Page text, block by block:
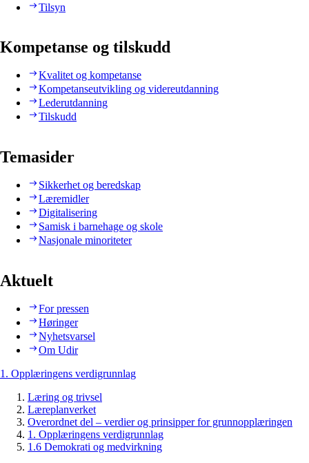
Tilsyn
Kompetanse og tilskudd
Kvalitet og kompetanse
Kompetanseutvikling og videreutdanning
Lederutdanning
Tilskudd
Temasider
Sikkerhet og beredskap
Læremidler
Digitalisering
Samisk i barnehage og skole
Nasjonale minoriteter
Aktuelt
For pressen
Høringer
Nyhetsvarsel
Om Udir
1. Opplæringens verdigrunnlag
Læring og trivsel
Læreplanverket
Overordnet del – verdier og prinsipper for grunnopplæringen
1. Opplæringens verdigrunnlag
1.6 Demokrati og medvirkning